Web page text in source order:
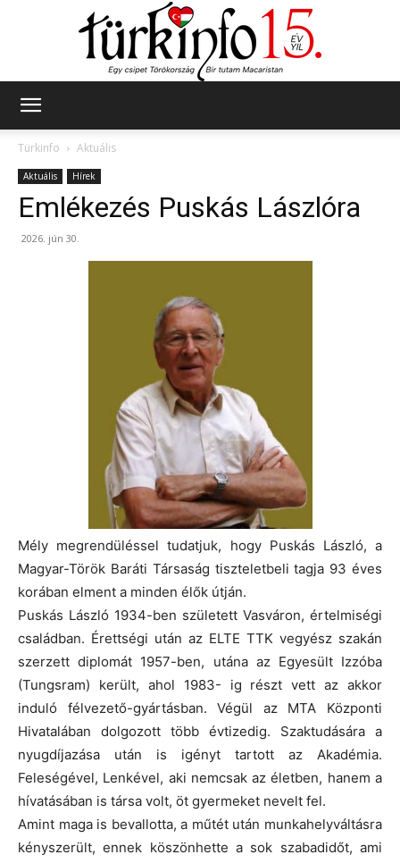
Türkinfo
Aktuális
Aktuális Hírek
Emlékezés Puskás Lászlóra
2026. jún 30.
Mély megrendüléssel tudatjuk, hogy Puskás László, a
Magyar-Török Baráti Társaság tiszteletbeli tagja 93 éves
korában elment a minden élők útján.
Puskás László 1934-ben született Vasváron, értelmiségi
családban. Érettségi után az ELTE TTK vegyész szakán
szerzett diplomát 1957-ben, utána az Egyesült Izzóba
(Tungsram) került, ahol 1983- ig részt vett az akkor
induló félvezető-gyártásban. Végül az MTA Központi
Hivatalában dolgozott több évtizedig. Szaktudására a
nyugdíjazása után is igényt tartott az Akadémia.
Feleségével, Lenkével, aki nemcsak az életben, hanem a
hívatásában is társa volt, öt gyermeket nevelt fel.
Amint maga is bevallotta, a műtét után munkahelyváltásra
kényszerült, ennek köszönhette a sok szabadidőt, ami